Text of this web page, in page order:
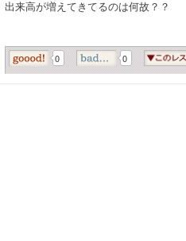
出来高が増えてきてるのは何故？？
0 0